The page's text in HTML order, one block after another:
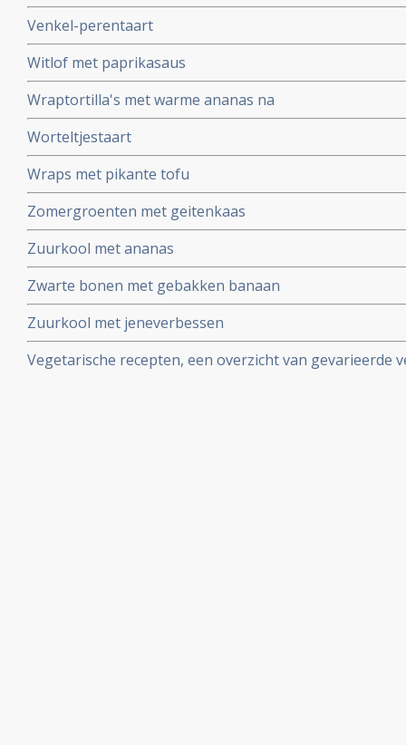
Venkel-perentaart
Witlof met paprikasaus
Wraptortilla's met warme ananas na
Worteltjestaart
Wraps met pikante tofu
Zomergroenten met geitenkaas
Zuurkool met ananas
Zwarte bonen met gebakken banaan
Zuurkool met jeneverbessen
Vegetarische recepten, een overzicht van gevarieerde